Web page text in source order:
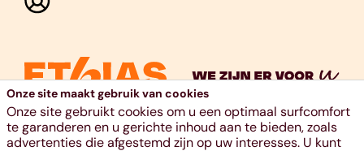
Onze site maakt gebruik van cookies
Onze site gebruikt cookies om u een optimaal surfcomfort
te garanderen en u gerichte inhoud aan te bieden, zoals
advertenties die afgestemd zijn op uw interesses. U kunt